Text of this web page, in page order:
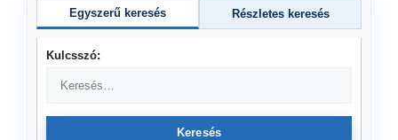
Egyszerű keresés Részletes keresés
Kulcsszó:
Keresés